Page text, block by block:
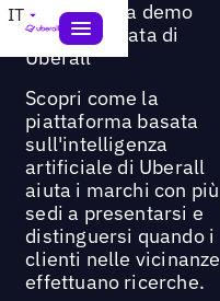
IT Richiedi una demo
personalizzata di
Uberall
Scopri come la
piattaforma basata
sull'intelligenza
artificiale di Uberall
aiuta i marchi con più
sedi a presentarsi e
distinguersi quando i
clienti nelle vicinanze
effettuano ricerche.